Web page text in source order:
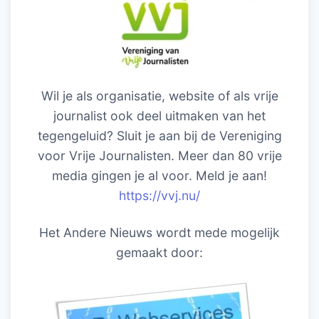
Wil je als organisatie, website of als vrije
journalist ook deel uitmaken van het
tegengeluid? Sluit je aan bij de Vereniging
voor Vrije Journalisten. Meer dan 80 vrije
media gingen je al voor. Meld je aan!
https://vvj.nu/
Het Andere Nieuws wordt mede mogelijk
gemaakt door: